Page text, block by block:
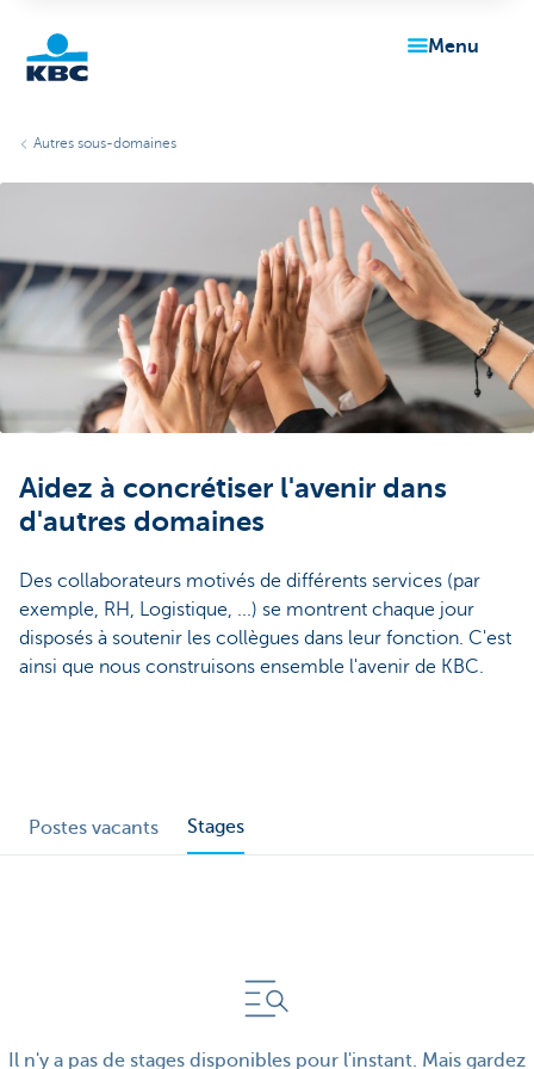
menu
Autres sous-domaines
Aidez à concrétiser l'avenir dans
d'autres domaines
Des collaborateurs motivés de différents services (par
exemple, RH, Logistique, ...) se montrent chaque jour
disposés à soutenir les collègues dans leur fonction. C'est
ainsi que nous construisons ensemble l'avenir de KBC.
Postes vacants Stages
Il n'y a pas de stages disponibles pour l'instant. Mais gardez